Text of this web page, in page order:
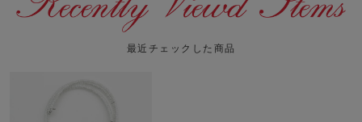
最近チェックした商品